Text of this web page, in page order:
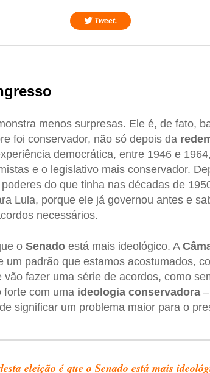
Tweet.
menos surpresas. Ele é, de fato,
foi conservador, não só depois da
democrática, entre 1946 e
e o legislativo mais conservador.
do que tinha nas décadas de
Lula, porque ele já governou antes e
necessários.
o Senadoestá mais ideológico. A
um padrão que estamos acostumados,
fazer uma série de acordos, como
forte com uma ideologia conservadora–
significar um problema maior para o
eleição é que o Senado está mais